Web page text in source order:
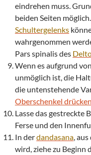
eindrehen muss.
beiden Seiten
Schultergelenks
wahrgenommen
Pars spinalis des
Wenn es aufgrund
unmöglich ist, die
die untenstehende
Oberschenkel
Lasse das gestreckte
Ferse und den
In derdandasana ,
wird, ziehe zu Beginn